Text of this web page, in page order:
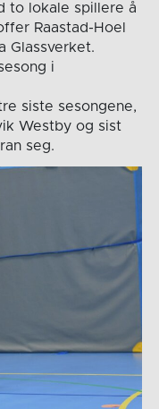
to lokale spillere å
Raastad-Hoel
Glassverket.
i
siste sesongene,
Westby og sist
seg.